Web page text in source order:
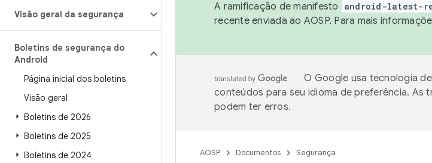
Visão geral da segurança
Boletins de segurança do
Android
Página inicial dos boletins
Visão geral
Boletins de 2026
Boletins de 2025
Boletins de 2024
A ramificação de manifesto
android-latest-
recente enviada ao AOSP. Para mais
O Google usa tecnologia
conteúdos para seu idioma de preferência. As
podem ter erros.
AOSP Documentos Segurança